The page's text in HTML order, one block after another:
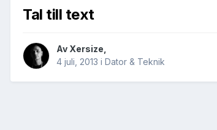
Tal till text
Av Xersize
4 juli, 2013 i Dator & Teknik